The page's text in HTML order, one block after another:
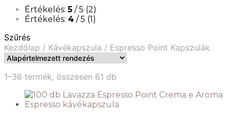
Értékelés:5 / 5 (2)
Értékelés: 4 / 5 (1)
Szűrés
Kezdőlap / Kávékapszula / Espresso Point Kapszulák
1–36 termék, összesen 61 db